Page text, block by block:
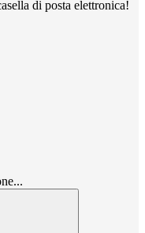
di posta elettronica!